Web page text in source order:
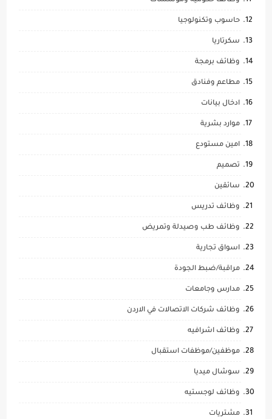
حاسوب وتكنولوجيا
سكرتاريا
وظائف برمجة
مطاعم وفنادق
ادخال بيانات
موارد بشرية
امين مستودع
تصميم
سائقين
وظائف تدريس
وظائف طب وصيدلة وتمريض
اسواق تجارية
مراقبة/ضبط الجودة
مدارس وجامعات
وظائف شركات الاتصالات في الاردن
وظائف اشرافيه
موظفين/موظفات استقبال
سوشال ميديا
وظائف لوجستيه
مشتريات